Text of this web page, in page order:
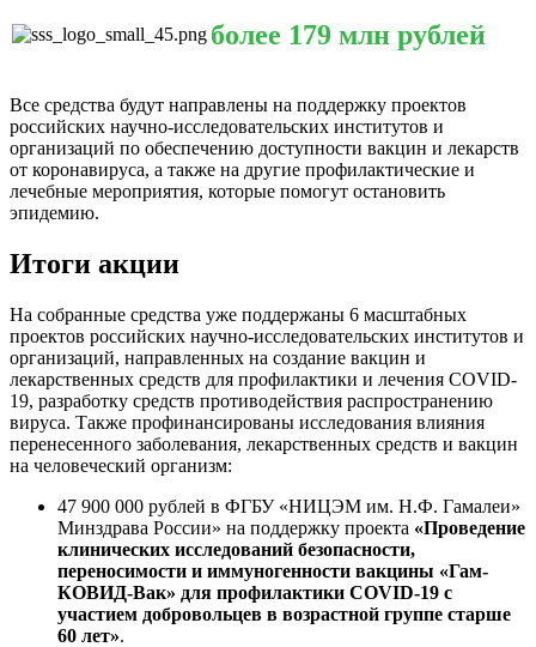
более 179 млн рублей
Все средства будут направлены на поддержку проектов
российских научно-исследовательских институтов и
организаций по обеспечению доступности вакцин и лекарств
от коронавируса, а также на другие профилактические и
лечебные мероприятия, которые помогут остановить
эпидемию.
Итоги акции
На собранные средства уже поддержаны 6 масштабных
проектов российских научно-исследовательских институтов и
организаций, направленных на создание вакцин и
лекарственных средств для профилактики и лечения COVID-
19, разработку средств противодействия распространению
вируса. Также профинансированы исследования влияния
перенесенного заболевания, лекарственных средств и вакцин
на человеческий организм:
47 900 000 рублей в ФГБУ «НИЦЭМ им. Н.Ф. Гамалеи»
Минздрава России» на поддержку проекта «Проведение
клинических исследований безопасности,
переносимости и иммуногенности вакцины «Гам-
КОВИД-Вак» для профилактики COVID-19 с
участием добровольцев в возрастной группе старше
60 лет».